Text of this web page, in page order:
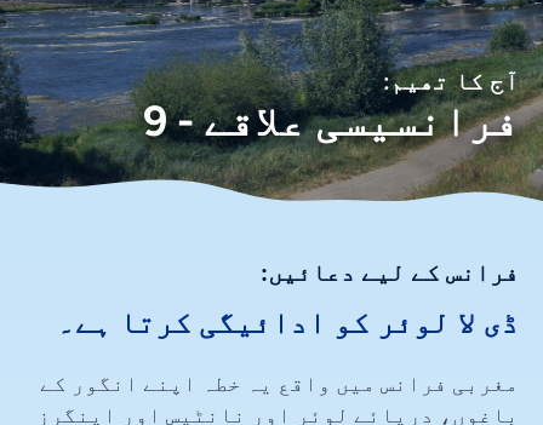
آج کا تھیم:
فرانسیسی علاقے - 9
فرانس کے لیے دعائیں:
ڈی لا لوئر کو ادائیگی کرتا ہے۔
مغربی فرانس میں واقع یہ خطہ اپنے انگور کے
باغوں، دریائے لوئر اور نانٹیس اور اینگرز